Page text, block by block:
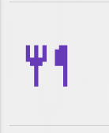
🍴